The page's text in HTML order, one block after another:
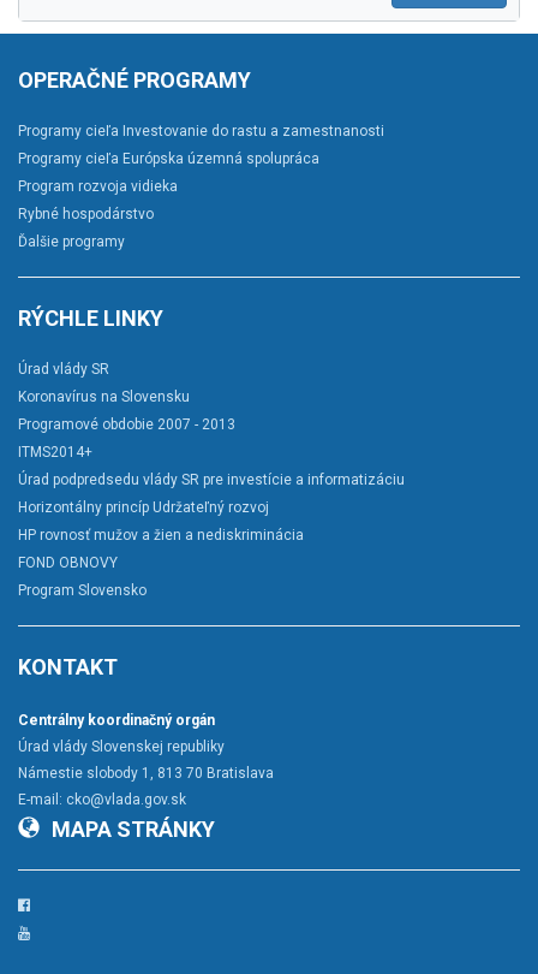
OPERAČNÉ PROGRAMY
Programy cieľa Investovanie do rastu a zamestnanosti
Programy cieľa Európska územná spolupráca
Program rozvoja vidieka
Rybné hospodárstvo
Ďalšie programy
RÝCHLE LINKY
Úrad vlády SR
Koronavírus na Slovensku
Programové obdobie 2007 - 2013
ITMS2014+
Úrad podpredsedu vlády SR pre investície a informatizáciu
Horizontálny princíp Udržateľný rozvoj
HP rovnosť mužov a žien a nediskriminácia
FOND OBNOVY
Program Slovensko
KONTAKT
Centrálny koordinačný orgán
Úrad vlády Slovenskej republiky
Námestie slobody 1, 813 70 Bratislava
E-mail: cko@vlada.gov.sk
MAPA STRÁNKY
Facebook
YouTube